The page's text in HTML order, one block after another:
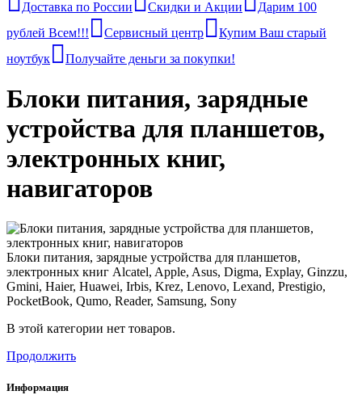
Доставка по России Скидки и Акции
Дарим 100
рублей Всем!!!
Сервисный центр
Купим Ваш старый
ноутбук
Получайте деньги за покупки!
Блоки питания, зарядные
устройства для планшетов,
электронных книг,
навигаторов
Блоки питания, зарядные устройства для планшетов,
электронных книг Alcatel, Apple, Asus, Digma, Explay, Ginzzu,
Gmini, Haier, Huawei, Irbis, Krez, Lenovo, Lexand, Prestigio,
PocketBook, Qumo, Reader, Samsung, Sony
В этой категории нет товаров.
Продолжить
Информация